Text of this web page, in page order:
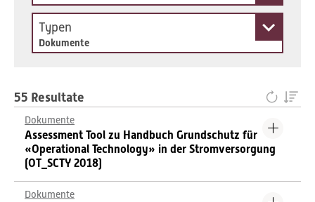
Typen
Dokumente
55 Resultate
Dokumente
Assessment Tool zu Handbuch Grundschutz für
«Operational Technology» in der Stromversorgung
(OT_SCTY 2018)
Dokumente